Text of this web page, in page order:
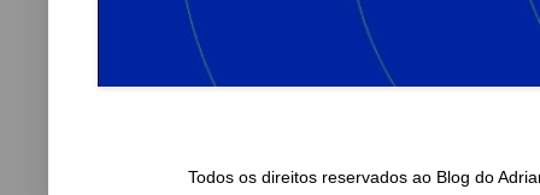
Todos os direitos reservados ao Blog do